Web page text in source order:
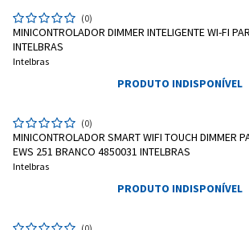
(0)
MINICONTROLADOR DIMMER INTELIGENTE WI-FI
INTELBRAS
Intelbras
PRODUTO INDISPONÍVEL
(0)
MINICONTROLADOR SMART WIFI TOUCH DIMMER
EWS 251 BRANCO 4850031 INTELBRAS
Intelbras
PRODUTO INDISPONÍVEL